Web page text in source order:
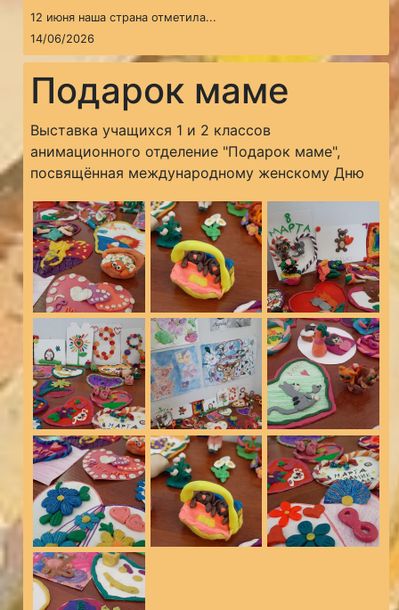
12 июня наша страна отметила...
14/06/2026
Подарок маме
Выставка учащихся 1 и 2 классов
анимационного отделение "Подарок маме",
посвящённая международному женскому Дню